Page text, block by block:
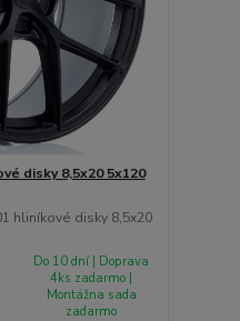
disky 8,5x20 5x120
hliníkové disky 8,5x20
Do 10 dní | Doprava
4ks zadarmo |
Montážna sada
zadarmo